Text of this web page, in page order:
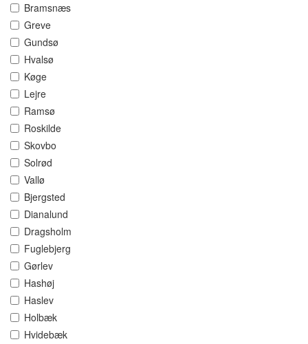
Bramsnæs
Greve
Gundsø
Hvalsø
Køge
Lejre
Ramsø
Roskilde
Skovbo
Solrød
Vallø
Bjergsted
Dianalund
Dragsholm
Fuglebjerg
Gørlev
Hashøj
Haslev
Holbæk
Hvidebæk